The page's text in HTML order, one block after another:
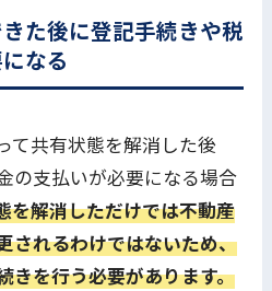
た後に登記手続きや税
なる
て共有状態を解消した後
の支払いが必要になる場合
を解消しただけでは不動産
されるわけではないため、
きを行う必要があります。